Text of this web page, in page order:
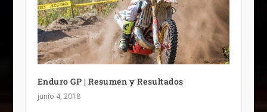
Enduro GP | Resumen y Resultados
junio 4, 2018